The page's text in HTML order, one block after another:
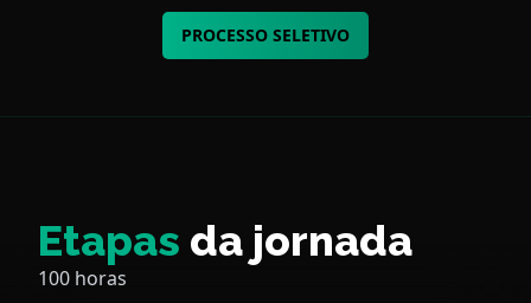
PROCESSO SELETIVO
Etapas da jornada
100 horas